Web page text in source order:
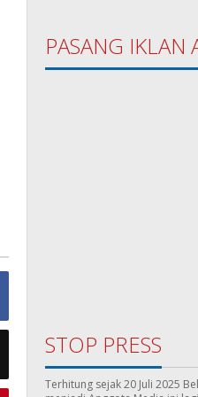
PASANG IKLAN
STOP PRESS
Terhitung sejak 20 Juli 2025